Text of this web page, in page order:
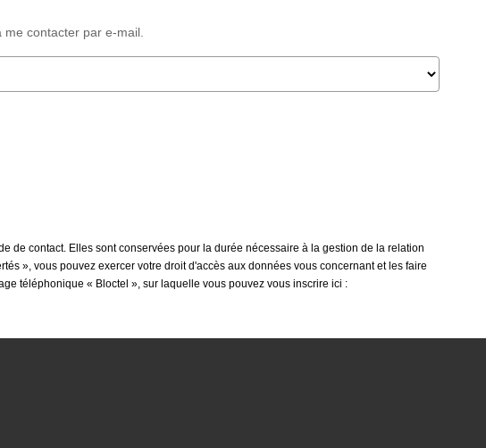
contacter par e-mail.
de contact. Elles sont conservées pour la durée nécessaire à la gestion de la relation
», vous pouvez exercer votre droit d'accès aux données vous concernant et les faire
téléphonique « Bloctel », sur laquelle vous pouvez vous inscrire ici :